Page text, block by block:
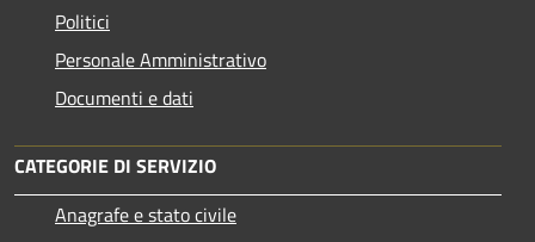
Politici
Personale Amministrativo
Documenti e dati
CATEGORIE DI SERVIZIO
Anagrafe e stato civile